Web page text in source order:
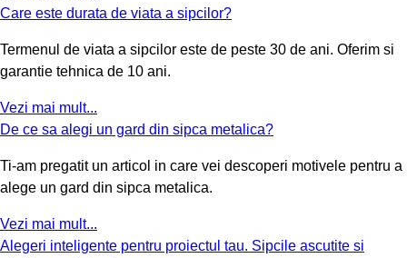
Care este durata de viata a sipcilor?
Termenul de viata a sipcilor este de peste 30 de ani. Oferim si
garantie tehnica de 10 ani.
Vezi mai mult...
De ce sa alegi un gard din sipca metalica?
Ti-am pregatit un articol in care vei descoperi motivele pentru a
alege un gard din sipca metalica.
Vezi mai mult...
Alegeri inteligente pentru proiectul tau. Sipcile ascutite si